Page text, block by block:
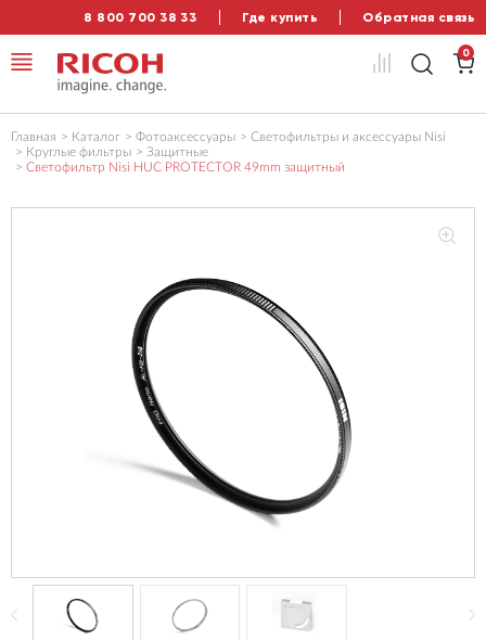
8 800 700 38 33 Где купить Обратная связь
0
Главная Каталог Фотоаксессуары
Светофильтры и аксессуары Nisi
Круглые фильтры
Защитные
Светофильтр Nisi HUC PROTECTOR 49mm защитный